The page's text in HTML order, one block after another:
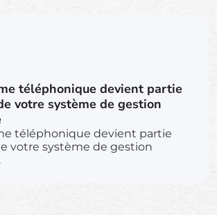
téléphonique devient partie
votre système de gestion
téléphonique devient partie
votre système de gestion